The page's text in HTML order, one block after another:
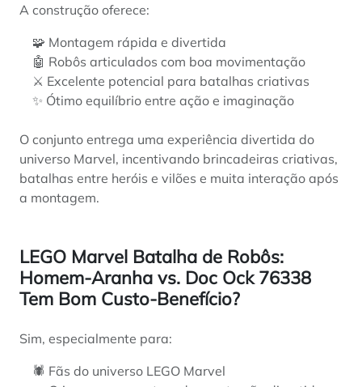
A construção oferece:
🧩 Montagem rápida e divertida
🤖 Robôs articulados com boa movimentação
⚔️ Excelente potencial para batalhas criativas
✨ Ótimo equilíbrio entre ação e imaginação
O conjunto entrega uma experiência divertida do
universo Marvel, incentivando brincadeiras criativas,
batalhas entre heróis e vilões e muita interação após
a montagem.
LEGO Marvel Batalha de Robôs:
Homem-Aranha vs. Doc Ock 76338
Tem Bom Custo-Benefício?
Sim, especialmente para:
🕷️ Fãs do universo LEGO Marvel